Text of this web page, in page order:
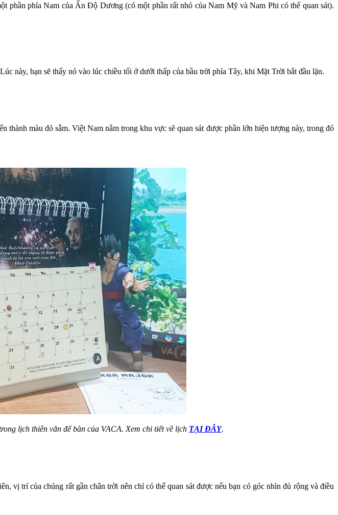
phần phía Nam của Ấn Độ Dương (có một phần rất nhỏ của Nam Mỹ và Nam Phi có thể quan sát).
này, bạn sẽ thấy nó vào lúc chiều tối ở dưới thấp của bầu trời phía Tây, khi Mặt Trời bắt đầu lặn.
màu đỏ sẫm. Việt Nam nằm trong khu vực sẽ quan sát được phần lớn hiện tượng này, trong đó
lịch thiên văn để bàn của VACA. Xem chi tiết về lịch TẠI ĐÂY.
vị trí của chúng rất gần chân trời nên chỉ có thể quan sát được nếu bạn có góc nhìn đủ rộng và điều